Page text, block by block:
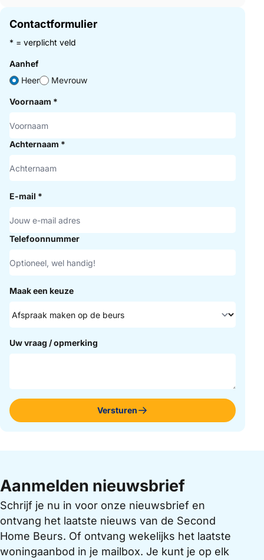
Contactformulier
* = verplicht veld
Aanhef
Heer
Mevrouw
Voornaam *
Achternaam *
E-mail *
Telefoonnummer
Maak een keuze
Uw vraag / opmerking
Versturen
Aanmelden nieuwsbrief
Schrijf je nu in voor onze nieuwsbrief en
ontvang het laatste nieuws van de Second
Home Beurs. Of ontvang wekelijks het laatste
woningaanbod in je mailbox. Je kunt je op elk